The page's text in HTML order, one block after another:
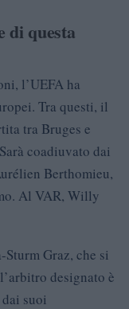
questa
l’UEFA ha
Tra questi, il
tra Bruges e
coadiuvato dai
Berthomieu,
Al VAR, Willy
Graz, che si
designato è
suoi